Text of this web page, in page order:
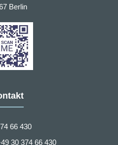
Berlin
66 430
30 374 66 430